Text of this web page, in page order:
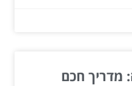
מדריך חכם